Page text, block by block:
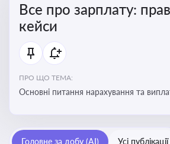
Все про зарплату:
кейси
ПРО ЩО ТЕМА:
Основні питання нарахування та
інформації про можливі схеми
Головне за добу (AI) Усі публікації